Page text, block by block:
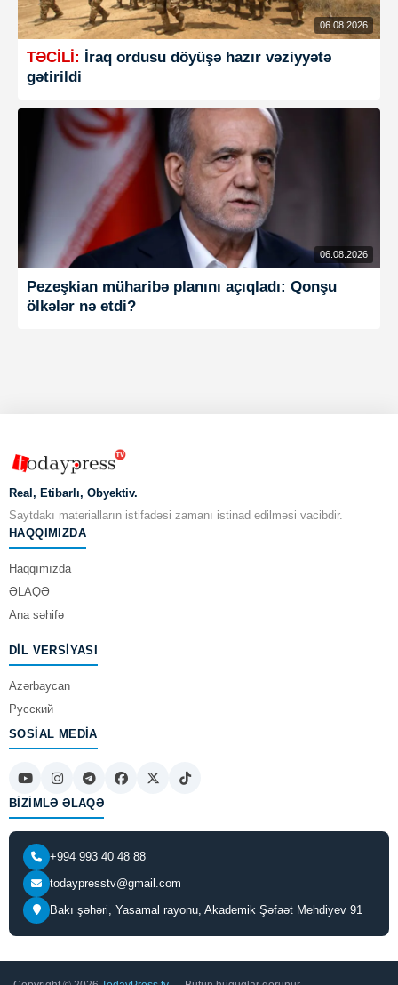
06.08.2026
TƏCİLİ: İraq ordusu döyüşə hazır vəziyyətə
gətirildi
06.08.2026
Pezeşkian müharibə planını açıqladı: Qonşu
ölkələr nə etdi?
Real, Etibarlı, Obyektiv.
Saytdakı materialların istifadəsi zamanı istinad edilməsi vacibdir.
HAQQIMIZDA
Haqqımızda
ƏLAQƏ
Ana səhifə
DIL VERSIYASI
Azərbaycan
Русский
SOSIAL MEDIA
BIZIMLƏ ƏLAQƏ
+994 993 40 48 88
todaypresstv@gmail.com
Bakı şəhəri, Yasamal rayonu, Akademik Şəfaət Mehdiyev 91